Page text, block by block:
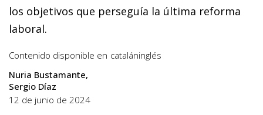
los objetivos que perseguía la última reforma
laboral.
Contenido disponible en cataláninglés
Nuria Bustamante
Sergio Díaz
12 de junio de 2024